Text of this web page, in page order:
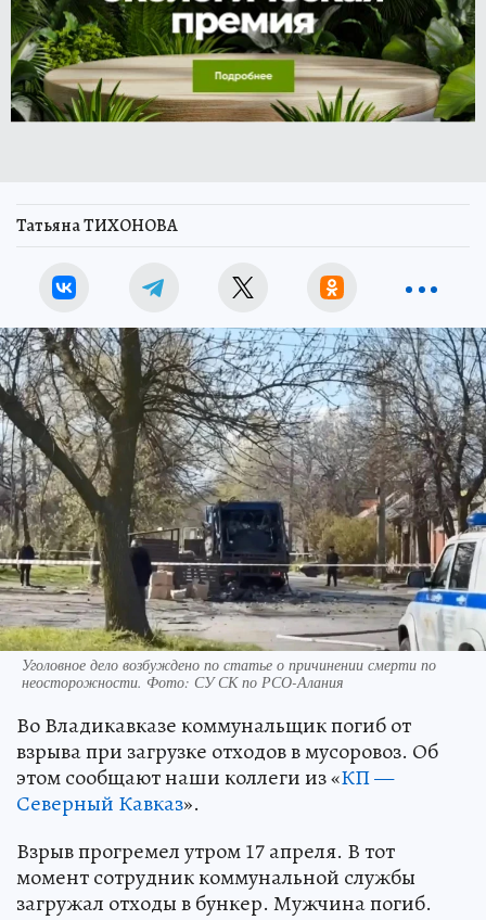
Татьяна ТИХОНОВА
Уголовное дело возбуждено по статье о причинении смерти по
неосторожности. Фото: СУ СК по РСО-Алания
Во Владикавказе коммунальщик погиб от
взрыва при загрузке отходов в мусоровоз. Об
этом сообщают наши коллеги из «КП —
Северный Кавказ».
Взрыв прогремел утром 17 апреля. В тот
момент сотрудник коммунальной службы
загружал отходы в бункер. Мужчина погиб.